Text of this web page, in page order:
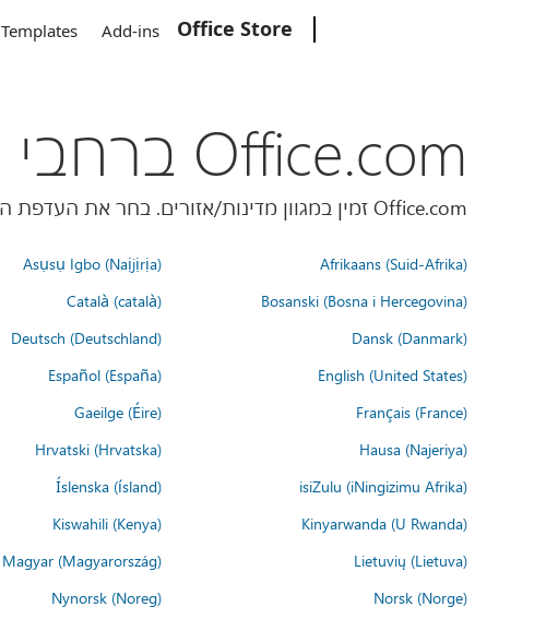
Office Store
Add-ins
Templates
Office.com ברחבי העולם
Office.com זמין במגוון מדינות/אזורים. בחר את העדפת השפה שלך למטה.
Afrikaans (Suid-Afrika)
Asụsụ Igbo (Naịjịrịa)
Bosanski (Bosna i Hercegovina)
Català (català)
Dansk (Danmark)
Deutsch (Deutschland)
English (United States)
Español (España)
Français (France)
Gaeilge (Éire)
Hausa (Najeriya)
Hrvatski (Hrvatska)
isiZulu (iNingizimu Afrika)
Íslenska (ísland)
Kinyarwanda (U Rwanda)
Kiswahili (Kenya)
Lietuvių (Lietuva)
Magyar (Magyarország)
Norsk (Norge)
Nynorsk (Noreg)